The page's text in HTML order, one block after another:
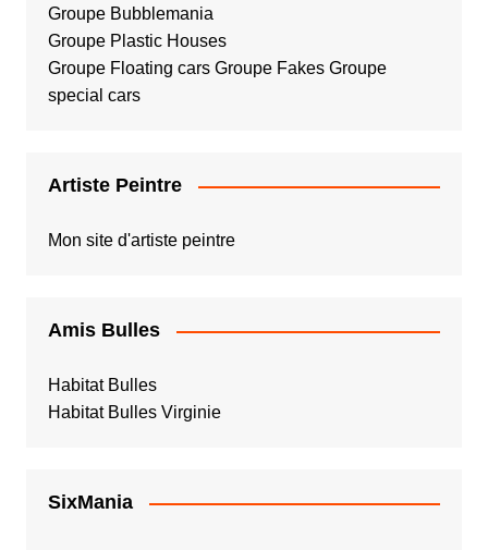
Groupe Bubblemania
Groupe Plastic Houses
Groupe Floating cars Groupe Fakes Groupe
special cars
Artiste Peintre
Mon site d'artiste peintre
Amis Bulles
Habitat Bulles
Habitat Bulles Virginie
SixMania